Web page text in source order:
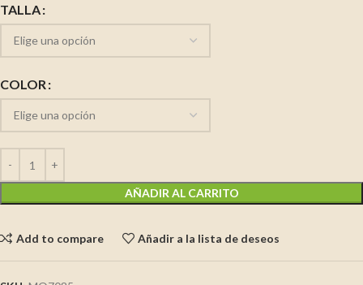
TALLA
COLOR
AÑADIR AL CARRITO
Add to compare Añadir a la lista de deseos